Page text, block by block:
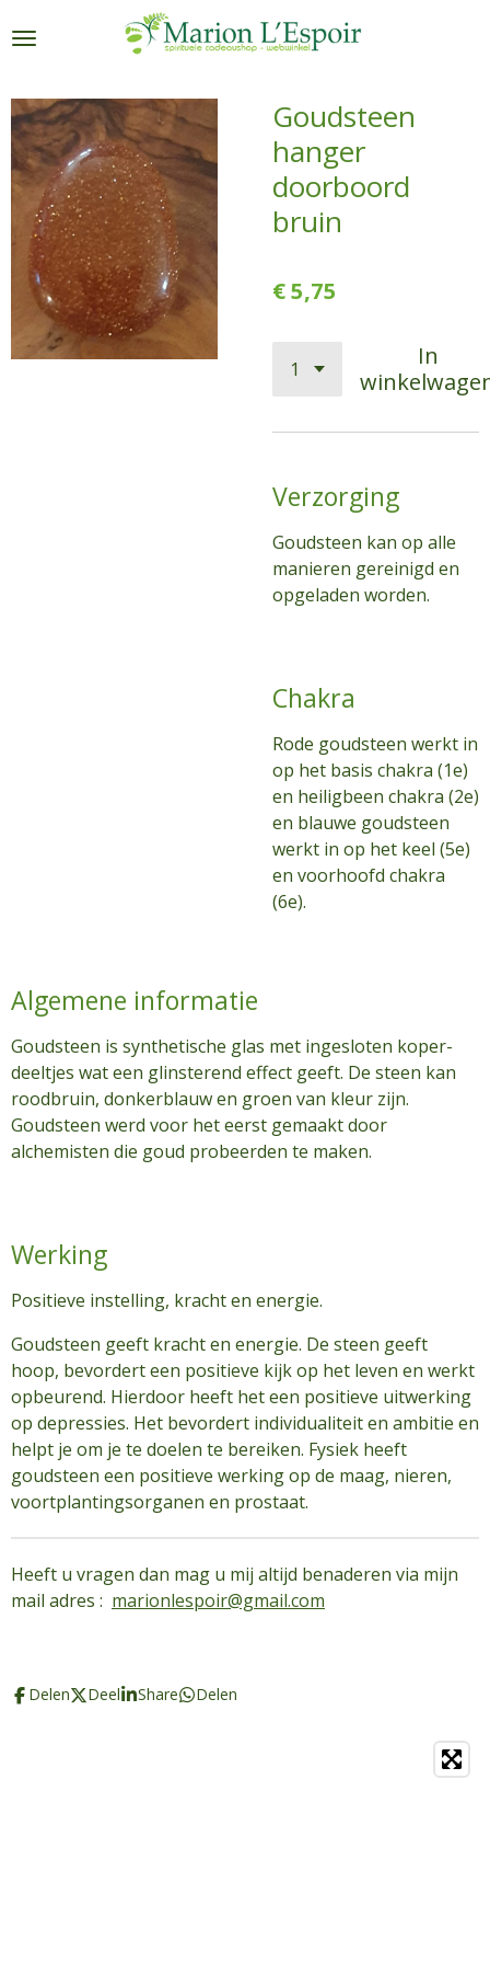
direct
de
hoofdinhoud
Goudsteen
hanger
doorboord
bruin
€ 5,75
In
Verzorging
Goudsteen kan op alle
manieren gereinigd en
opgeladen worden.
Chakra
Rode goudsteen werkt in
op het basis chakra (1e)
en heiligbeen chakra (2e)
en blauwe goudsteen
werkt in op het keel (5e)
en voorhoofd chakra
(6e).
Algemene informatie
Goudsteen is synthetische glas met ingesloten koper-
deeltjes wat een glinsterend effect geeft. De steen kan
roodbruin, donkerblauw en groen van kleur zijn.
Goudsteen werd voor het eerst gemaakt door
alchemisten die goud probeerden te maken.
Werking
Positieve instelling, kracht en energie.
Goudsteen geeft kracht en energie. De steen geeft
hoop, bevordert een positieve kijk op het leven en werkt
opbeurend. Hierdoor heeft het een positieve uitwerking
op depressies. Het bevordert individualiteit en ambitie en
helpt je om je te doelen te bereiken. Fysiek heeft
goudsteen een positieve werking op de maag, nieren,
voortplantingsorganen en prostaat.
Heeft u vragen dan mag u mij altijd benaderen via mijn
mail adres : marionlespoir@gmail.com
Delen Deel Share Delen